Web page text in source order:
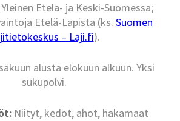
Etelä- ja Keski-Suomessa;
Etelä-Lapista (ks. Suomen
– Laji.fi).
alusta elokuun alkuun. Yksi
sukupolvi.
Niityt, kedot, ahot, hakamaat